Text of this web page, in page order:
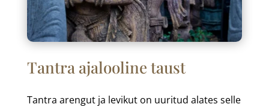
Tantra ajalooline taust
Tantra arengut ja levikut on uuritud alates selle